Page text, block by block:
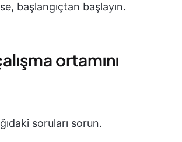
başlangıçtan başlayın.
ortamını
soruları sorun.